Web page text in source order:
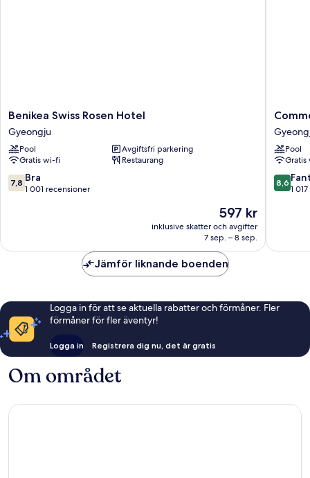
Benikea
Swiss
Rosen
Hotel
Gyeongju
Benikea Swiss Rosen Hotel
Gyeongju
Pool
Avgiftsfri parkering
Gratis wi-fi
Restaurang
7.8
av
7,8 Bra
1 001 recensioner
Priset
är
597 kr
597 kr
inklusive skatter och avgifter
7 sep. – 8 sep.
Hotel
Pool
8.6
av
8,6
1
Jämför liknande boenden
Logga in för att se aktuella rabatter och förmåner. Fler
förmåner för fler äventyr!
Logga in Registrera dig nu, det är gratis
Om området